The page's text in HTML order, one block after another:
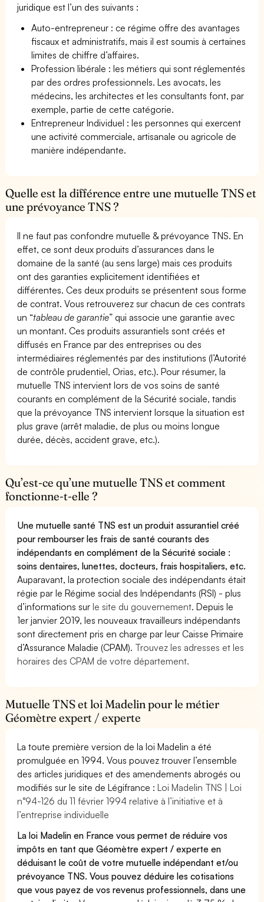
juridique est l’un des suivants :
Auto-entrepreneur : ce régime offre des avantages
fiscaux et administratifs, mais il est soumis à certaines
limites de chiffre d’affaires.
Profession libérale : les métiers qui sont réglementés
par des ordres professionnels. Les avocats, les
médecins, les architectes et les consultants font, par
exemple, partie de cette catégorie.
Entrepreneur Individuel : les personnes qui exercent
une activité commerciale, artisanale ou agricole de
manière indépendante.
Quelle est la différence entre une mutuelle TNS et
une prévoyance TNS ?
Il ne faut pas confondre mutuelle & prévoyance TNS. En
effet, ce sont deux produits d’assurances dans le
domaine de la santé (au sens large) mais ces produits
ont des garanties explicitement identifiées et
différentes. Ces deux produits se présentent sous forme
de contrat. Vous retrouverez sur chacun de ces contrats
un “tableau de garantie” qui associe une garantie avec
un montant. Ces produits assurantiels sont créés et
diffusés en France par des entreprises ou des
intermédiaires réglementés par des institutions (l’Autorité
de contrôle prudentiel, Orias, etc.). Pour résumer, la
mutuelle TNS intervient lors de vos soins de santé
courants en complément de la Sécurité sociale, tandis
que la prévoyance TNS intervient lorsque la situation est
plus grave (arrêt maladie, de plus ou moins longue
durée, décès, accident grave, etc.).
Qu’est-ce qu’une mutuelle TNS et comment
fonctionne-t-elle ?
Une mutuelle santé TNS est un produit assurantiel créé
pour rembourser les frais de santé courants des
indépendants en complément de la Sécurité sociale :
soins dentaires, lunettes, docteurs, frais hospitaliers, etc.
Auparavant, la protection sociale des indépendants était
régie par le Régime social des Indépendants (RSI) - plus
d’informations surle site du gouvernement. Depuis le
1er janvier 2019, les nouveaux travailleurs indépendants
sont directement pris en charge par leur Caisse Primaire
d’Assurance Maladie (CPAM). Trouvez les adresses et les
horaires des CPAM de votre département.
Mutuelle TNS et loi Madelin pour le métier
Géomètre expert / experte
La toute première version de la loi Madelin a été
promulguée en 1994. Vous pouvez trouver l’ensemble
des articles juridiques et des amendements abrogés ou
modifiés sur le site de Légifrance :Loi Madelin TNS | Loi
n°94-126 du 11 février 1994 relative à l’initiative et à
l’entreprise individuelle
La loi Madelin en France vous permet de réduire vos
impôts en tant que Géomètre expert / experte en
déduisant le coût de votre mutuelle indépendant et/ou
prévoyance TNS. Vous pouvez déduire les cotisations
que vous payez de vos revenus professionnels, dans une